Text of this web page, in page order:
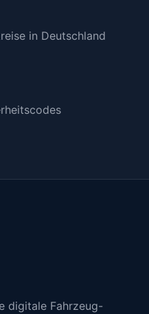
in Deutschland
digitale Fahrzeug-